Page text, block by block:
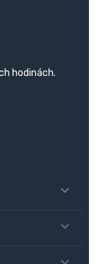
hodinách.

